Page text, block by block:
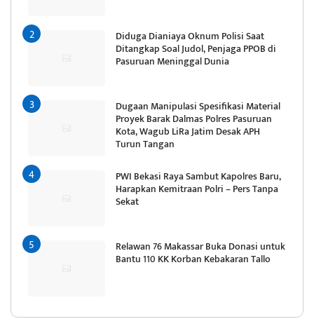
Diduga Dianiaya Oknum Polisi Saat
Ditangkap Soal Judol, Penjaga PPOB di
Pasuruan Meninggal Dunia
Dugaan Manipulasi Spesifikasi Material
Proyek Barak Dalmas Polres Pasuruan
Kota, Wagub LiRa Jatim Desak APH
Turun Tangan
PWI Bekasi Raya Sambut Kapolres Baru,
Harapkan Kemitraan Polri – Pers Tanpa
Sekat
Relawan 76 Makassar Buka Donasi untuk
Bantu 110 KK Korban Kebakaran Tallo